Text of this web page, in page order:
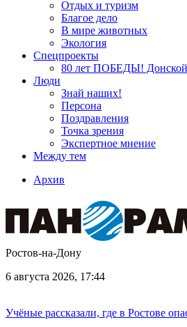
Отдых и туризм
Благое дело
В мире животных
Экология
Спецпроекты
80 лет ПОБЕДЫ! Донской
Люди
Знай наших!
Персона
Поздравления
Точка зрения
Экспертное мнение
Между тем
Архив
Ростов-на-Дону
6 августа 2026, 17:44
Учёные рассказали, где в Ростове